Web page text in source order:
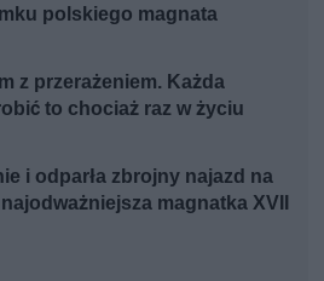
polskiego magnata
z przerażeniem. Każda
to chociaż raz w życiu
i odparła zbrojny najazd na
magnatka XVII